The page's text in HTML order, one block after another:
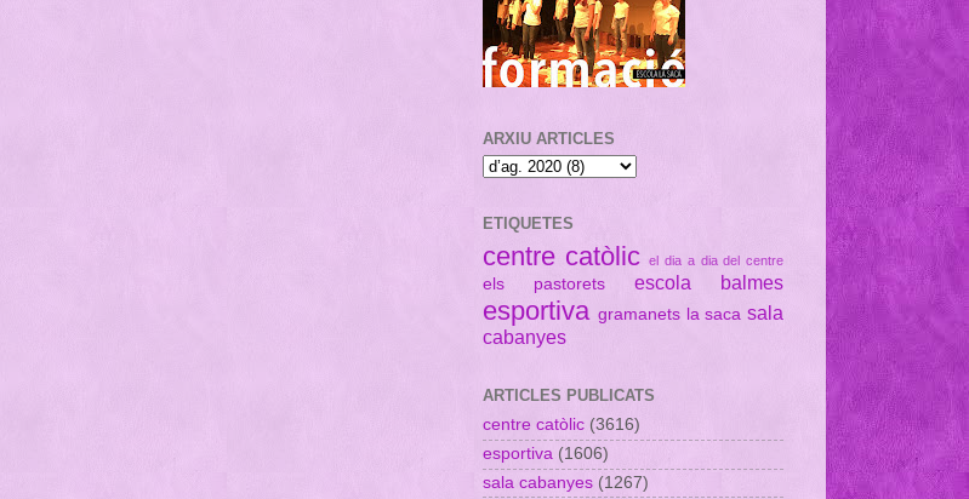
ARXIU ARTICLES
ETIQUETES
centre catòlic el dia a dia del centre
els pastorets escola balmes
esportiva gramanets la saca sala
cabanyes
ARTICLES PUBLICATS
centre catòlic (3616)
esportiva (1606)
sala cabanyes (1267)